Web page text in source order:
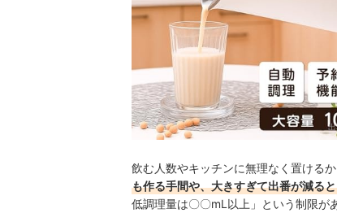
飲む人数やキッチンに無理なく置ける
も作る手間や、大きすぎて出番が減る
低調理量は〇〇mL以上」という制限が